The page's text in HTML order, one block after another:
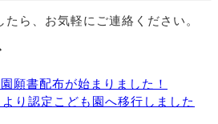
ら、お気軽にご連絡ください。
願書配布が始まりました！
り認定こども園へ移行しました